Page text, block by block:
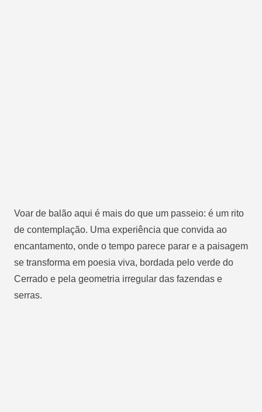
Voar de balão aqui é mais do que um passeio: é um rito
de contemplação. Uma experiência que convida ao
encantamento, onde o tempo parece parar e a paisagem
se transforma em poesia viva, bordada pelo verde do
Cerrado e pela geometria irregular das fazendas e
serras.